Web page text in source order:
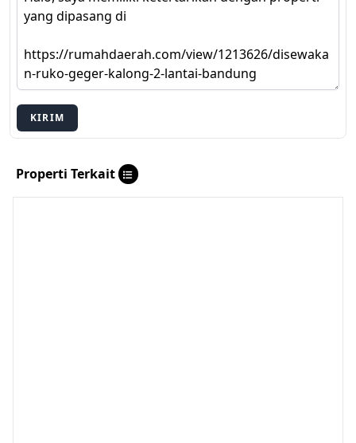
KIRIM
Properti Terkait